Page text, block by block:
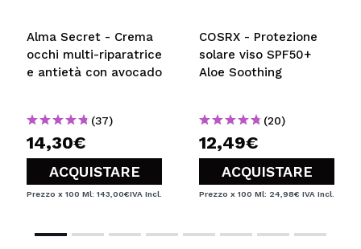
Alma Secret - Crema
occhi multi-riparatrice
e antietà con avocado
(37)
14,30€
ACQUISTARE
Prezzo x 100 Ml: 143,00€IVA Incl.
COSRX - Protezione
solare viso SPF50+
Aloe Soothing
(20)
12,49€
ACQUISTARE
Prezzo x 100 Ml: 24,98€ IVA Incl.